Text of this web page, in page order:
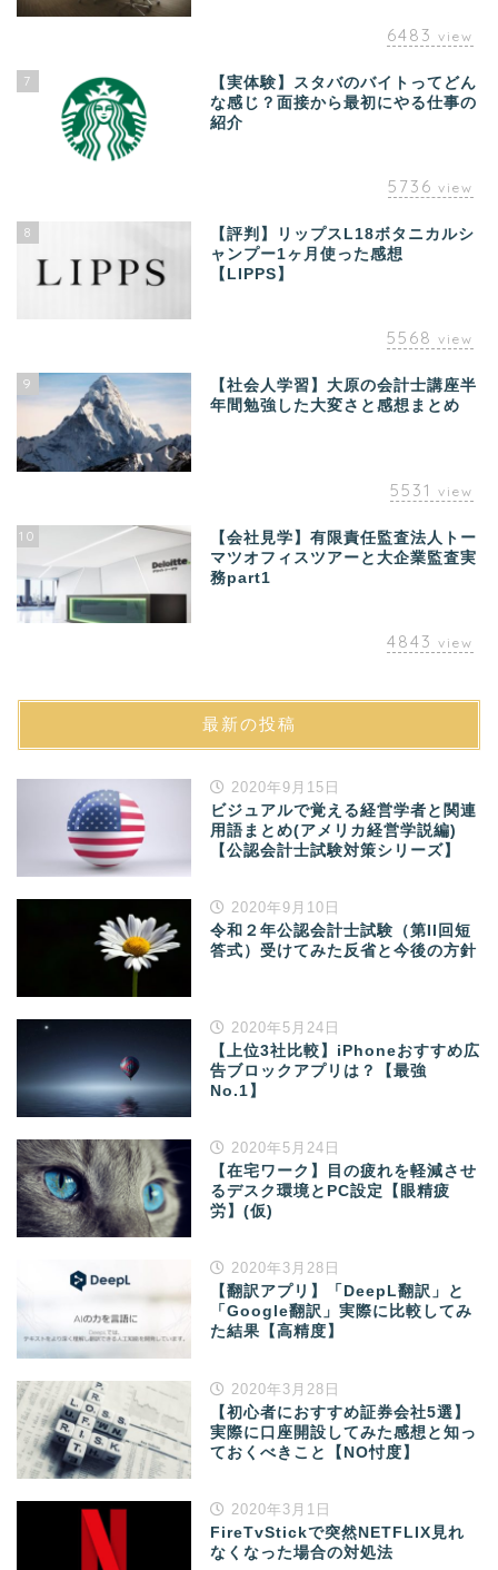
6483 view
7
【実体験】スタバのバイトってどん
な感じ？面接から最初にやる仕事の
紹介
5736 view
8
【評判】リップスL18ボタニカルシ
ャンプー1ヶ月使った感想
【LIPPS】
5568 view
9
【社会人学習】大原の会計士講座半
年間勉強した大変さと感想まとめ
5531 view
10
【会社見学】有限責任監査法人トー
マツオフィスツアーと大企業監査実
務part1
4843 view
最新の投稿
2020年9月15日
ビジュアルで覚える経営学者と関連
用語まとめ(アメリカ経営学説編)
【公認会計士試験対策シリーズ】
2020年9月10日
令和２年公認会計士試験（第II回短
答式）受けてみた反省と今後の方針
2020年5月24日
【上位3社比較】iPhoneおすすめ広
告ブロックアプリは？【最強
No.1】
2020年5月24日
【在宅ワーク】目の疲れを軽減させ
るデスク環境とPC設定【眼精疲
労】(仮)
2020年3月28日
【翻訳アプリ】「DeepL翻訳」と
「Google翻訳」実際に比較してみ
た結果【高精度】
2020年3月28日
【初心者におすすめ証券会社5選】
実際に口座開設してみた感想と知っ
ておくべきこと【NO忖度】
2020年3月1日
FireTvStickで突然NETFLIX見れ
なくなった場合の対処法